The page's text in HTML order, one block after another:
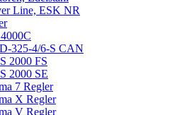
Line, ESK NR
325-4/6-S CAN
2000 FS
2000 SE
7 Regler
X Regler
V Regler